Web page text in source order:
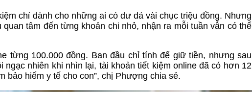
chỉ dành cho những ai có dư dả vài chục triệu đồng. Nhưng
tâm đến từng khoản chi nhỏ, nhận ra mỗi tuần vẫn có thể
từng 100.000 đồng. Ban đầu chỉ tính để giữ tiền, nhưng sau
nhiên khi nhìn lại, tài khoản tiết kiệm online đã có hơn 12
bảo hiểm y tế cho con”, chị Phượng chia sẻ.